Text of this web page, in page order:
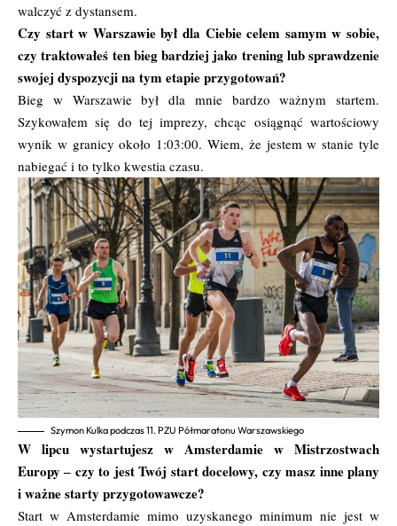
walczyć z dystansem.
Czy start w Warszawie był dla Ciebie celem samym w sobie,
czy traktowałeś ten bieg bardziej jako trening lub sprawdzenie
swojej dyspozycji na tym etapie przygotowań?
Bieg w Warszawie był dla mnie bardzo ważnym startem.
Szykowałem się do tej imprezy, chcąc osiągnąć wartościowy
wynik w granicy około 1:03:00. Wiem, że jestem w stanie tyle
nabiegać i to tylko kwestia czasu.
Szymon Kulka podczas 11. PZU Półmaratonu Warszawskiego
W lipcu wystartujesz w Amsterdamie w Mistrzostwach
Europy ‒ czy to jest Twój start docelowy, czy masz inne plany
i ważne starty przygotowawcze?
Start w Amsterdamie mimo uzyskanego minimum nie jest w